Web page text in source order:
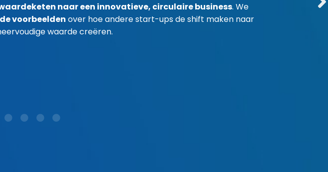
naar een innovatieve, circulaire business. We
voorbeelden over hoe andere start-ups de shift maken naar
waarde creëren.